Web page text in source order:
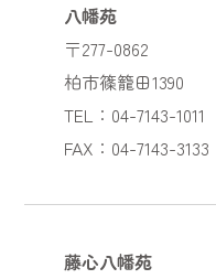
八幡苑
〒277-0862
柏市篠籠田1390
TEL：04-7143-1011
FAX：04-7143-3133
藤心八幡苑